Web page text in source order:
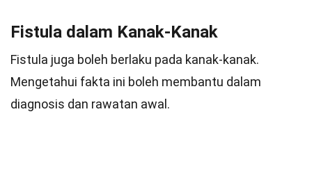
Fistula dalam Kanak-Kanak
Fistula juga boleh berlaku pada kanak-kanak.
Mengetahui fakta ini boleh membantu dalam
diagnosis dan rawatan awal.